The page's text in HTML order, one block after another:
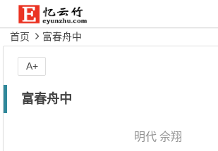
首页 富春舟中
富春舟中
明代 佘翔
A+